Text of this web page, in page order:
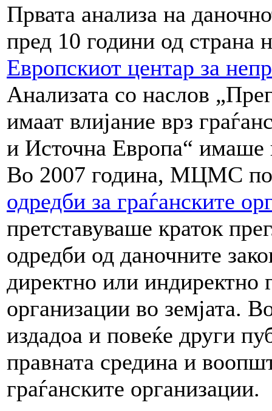
Првата анализа на
пред 10 години од
Европскиот центар за
Анализата со наслов
имаат влијание врз
и Источна Европа“ имаше
Во 2007 година, МЦМС
одредби за граѓанските
претставуваше краток
одредби од даночните
директно или индиректно
организации во
издадоа и повеќе други
правната средина и
граѓанските организации.